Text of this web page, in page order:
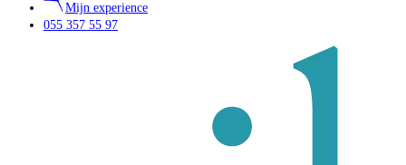
Mijn experience
055 357 55 97